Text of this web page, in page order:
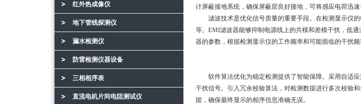
红外热成像仪
地下管线探测仪
漏水检测仪
防雷检测仪器设备
三相相序表
直流电机片间电阻测试仪
计屏蔽接地系统，确保屏蔽层良好接地，可将感应电荷迅
滤波技术是优化信号质量的重要手段。在检测显示仪的
等。EMI滤波器能够抑制电源线上的共模和差模干扰，低
器的参数，根据检测显示仪的工作频率和可能面临的干扰
软件算法优化为稳定检测提供了智能保障。采用自适应
干扰信号。引入冗余校验算法，对检测数据进行多次校验
据，确保最终显示的相序信息准确无误。